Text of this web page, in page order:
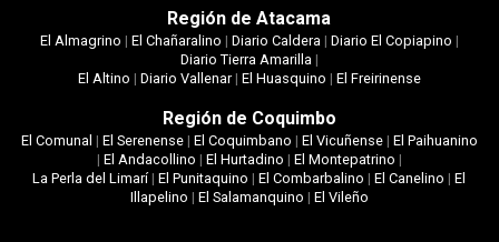
Región de Atacama
El Almagrino | El Chañaralino | Diario Caldera| Diario El Copiapino |
Diario Tierra Amarilla|
El Altino | Diario Vallenar| El Huasquino | El Freirinense
Región de Coquimbo
El Comunal | El Serenense| El Coquimbano | El Vicuñense| El Paihuanino
| El Andacollino | El Hurtadino | El Montepatrino |
La Perla del Limarí|El Punitaquino |El Combarbalino |El Canelino |El
Illapelino | El Salamanquino | El Vileño